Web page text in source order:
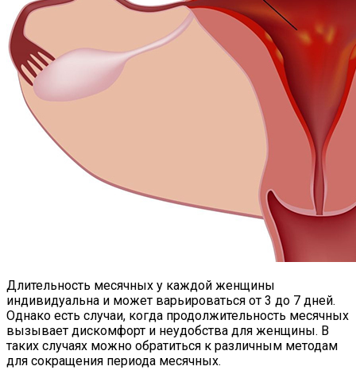
Длительность месячных у каждой женщины
индивидуальна и может варьироваться от 3 до 7 дней.
Однако есть случаи, когда продолжительность месячных
вызывает дискомфорт и неудобства для женщины. В
таких случаях можно обратиться к различным методам
для сокращения периода месячных.